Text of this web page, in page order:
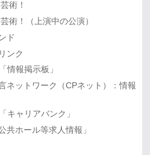
術！
術！（上演中の公演）
ド
ンク
情報掲示板」
ネットワーク（CPネット）：情報
キャリアバンク」
共ホール等求人情報」